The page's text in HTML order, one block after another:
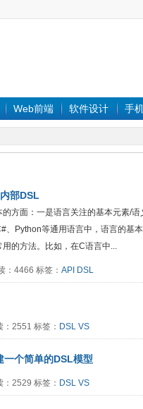
Web前端 软件设计 手
部DSL
方面：一是语言关注的基本元素/
、Python等通用语言中，语言的基
的方法。比如，在C语言中...
4466 标签： API DSL
2551 标签： DSL VS
个简单的DSL模型
2529 标签： DSL VS